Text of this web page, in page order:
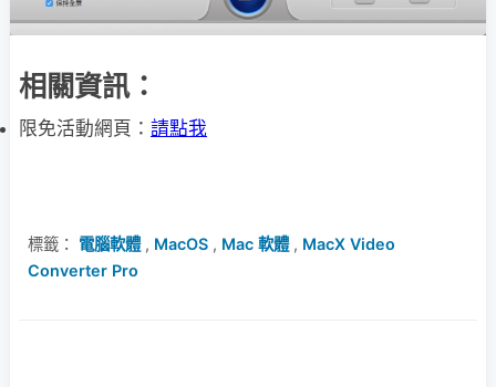
相關資訊：
限免活動網頁： 請點我
標籤： 電腦軟體, MacOS , Mac 軟體, MacX Video
Converter Pro